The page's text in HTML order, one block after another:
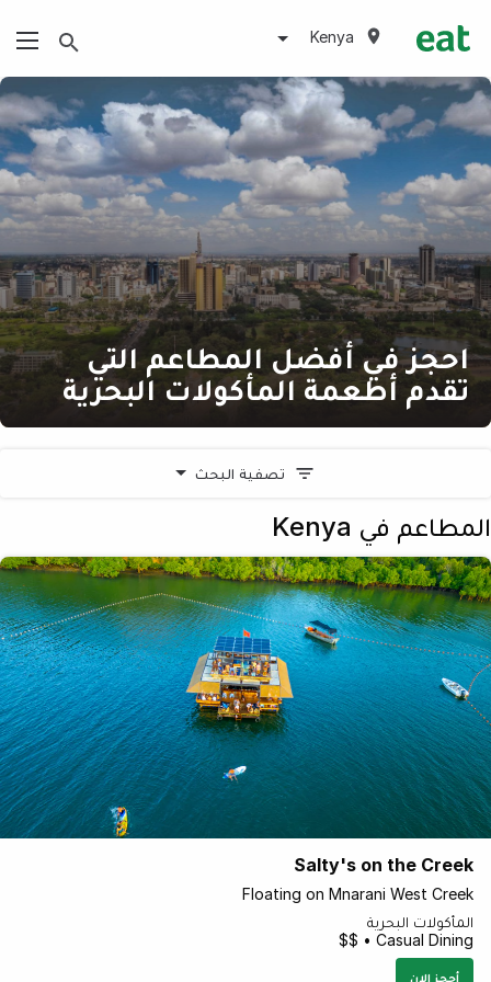
Kenya
احجز في أفضل المطاعم التي
تقدم أطعمة المأكولات البحرية
تصفية البحث
المطاعم في Kenya
Salty's on the Creek
Floating on Mnarani West Creek
المأكولات البحرية
Casual Dining • $$
أحجز الان